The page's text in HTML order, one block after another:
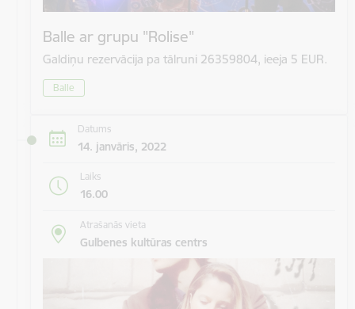
Balle ar grupu "Rolise"
Galdiņu rezervācija pa tālruni 26359804, ieeja 5 EUR.
Balle
Datums
14. janvāris, 2022
Laiks
16.00
Atrašanās vieta
Gulbenes kultūras centrs